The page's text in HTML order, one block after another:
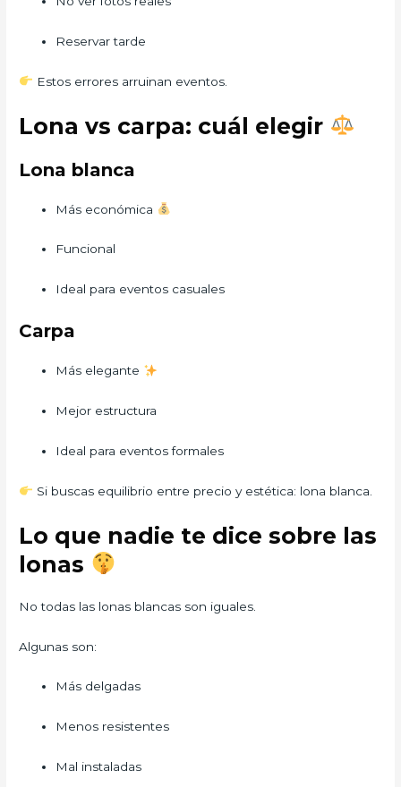
Reservar tarde
Estos errores arruinan eventos.
Lona vs carpa: cuál elegir
Lona blanca
Más económica
Funcional
Ideal para eventos casuales
Carpa
Más elegante
Mejor estructura
Ideal para eventos formales
Si buscas equilibrio entre precio y estética: lona blanca.
Lo que nadie te dice sobre las
lonas
No todas las lonas blancas son iguales.
Algunas son:
Más delgadas
Menos resistentes
Mal instaladas